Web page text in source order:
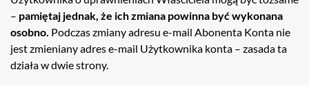
– pamiętaj jednak, że ich zmiana powinna być wykonana
osobno. Podczas zmiany adresu e-mail Abonenta Konta nie
jest zmieniany adres e-mail Użytkownika konta – zasada ta
działa w dwie strony.